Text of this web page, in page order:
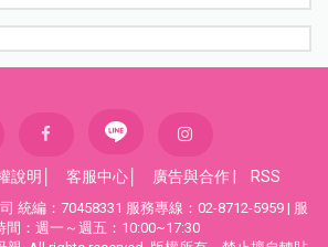
說明 客服中心 廣告與合作 RSS
統編：70458331 服務專線：02-8712-5959 | 服
間：週一～週五：10:00~17:30